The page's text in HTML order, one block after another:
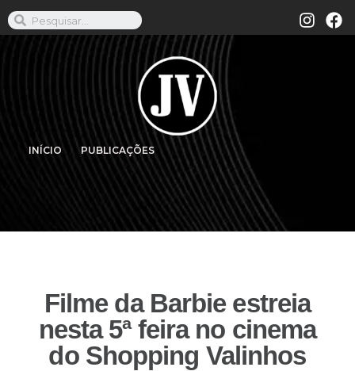
INÍCIO PUBLICAÇÕES
Filme da Barbie estreia
nesta 5ª feira no cinema
do Shopping Valinhos